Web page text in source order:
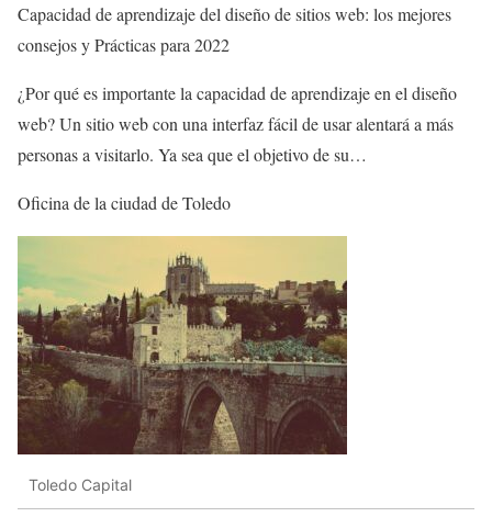
Capacidad de aprendizaje del diseño de sitios web: los mejores
consejos y Prácticas para 2022
¿Por qué es importante la capacidad de aprendizaje en el diseño
web? Un sitio web con una interfaz fácil de usar alentará a más
personas a visitarlo. Ya sea que el objetivo de su…
Oficina de la ciudad de Toledo
Toledo Capital